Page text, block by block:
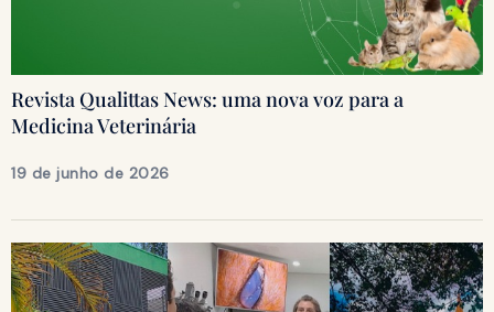
Revista Qualittas News: uma nova voz para a
Medicina Veterinária
19 de junho de 2026